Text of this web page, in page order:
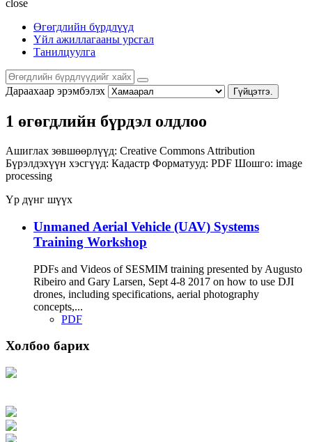
close
Өгөгдлийн бүрдлүүд
Үйл ажиллагааны урсгал
Танилцуулга
Дараахаар эрэмбэлэх Гүйцэтгэ.
1 өгөгдлийн бүрдэл олдлоо
Ашиглах зөвшөөрлүүд: Creative Commons Attribution
Бүрэлдэхүүн хэсгүүд: Кадастр Форматууд: PDF Шошго: image
processing
Үр дүнг шүүх
Unmaned Aerial Vehicle (UAV) Systems
Training Workshop
PDFs and Videos of SESMIM training presented by Augusto
Ribeiro and Gary Larsen, Sept 4-8 2017 on how to use DJI
drones, including specifications, aerial photography
concepts,...
PDF
Холбоо барих